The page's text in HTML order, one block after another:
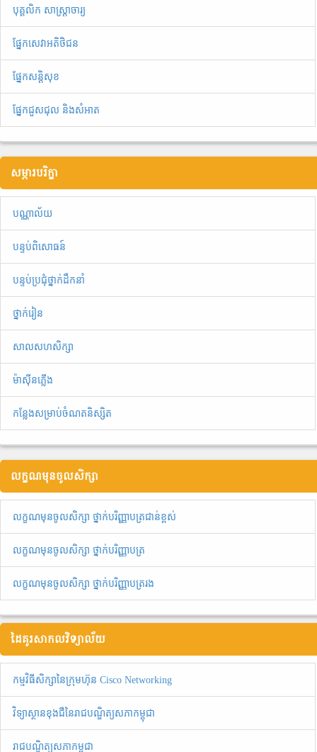
បុគ្គលិក សាស្ត្រាចារ្យ
ផ្នែកសេវាអតិថិជន
ផ្នែកសន្តិសុខ
ផ្នែកជួសជុល និងសំអាត
សម្ភារបរិក្ខា
បណ្ណាល័យ
បន្ទប់ពិសោធន៍
បន្ទប់ប្រជុំថ្នាក់ដឹកនាំ
ថ្នាក់រៀន
សាលសហសិក្សា
ម៉ាស៊ីនភ្លើង
កន្លែងសម្រាប់ចំណតនិស្សិត
លក្ខណមុនចូលសិក្សា
លក្ខណមុនចូលសិក្សា ថ្នាក់បរិញ្ញាបត្រជាន់ខ្ពស់
លក្ខណមុនចូលសិក្សា ថ្នាក់បរិញ្ញាបត្រ
លក្ខណមុនចូលសិក្សា ថ្នាក់បរិញ្ញាបត្ររង
ដៃគូរសាកលវិទ្យាល័យ
កម្មវិធីសិក្សានៃក្រុមហ៊ុន Cisco Networking
វិទ្យាស្ថានខុងជឺនៃរាជបណ្ឌិត្យសភាកម្ពុជា
រាជបណ្ឌិត្យសភាកម្ពុជា